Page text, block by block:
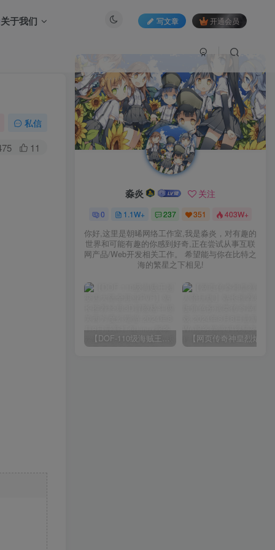
关于我们 写文章 开通会员
私信
11
淼炎 关注
0 1.1W+ 237 351 403W+
你好,这里是朝晞网络工作室,我是淼炎，对有趣的
世界和可能有趣的你感到好奇,正在尝试从事互联
网产品/Web开发相关工作。 希望能与你在比特之
海的繁星之下相见!
【DOF-110级海贼王超变四大陆全职业PVF】站长推荐经典3D冒险格斗闯关西方魔幻端游-2024年8月8日最新打包Linux服务端源码视频架设教程-等级补丁-配套完整客户端！